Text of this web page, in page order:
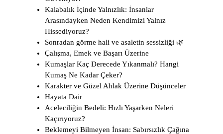
Kalabalık İçinde Yalnızlık: İnsanlar
Arasındayken Neden Kendimizi Yalnız
Hissediyoruz?
Sonradan görme hali ve asaletin sessizliği 🌿
Çalışma, Emek ve Başarı Üzerine
Kumaşlar Kaç Derecede Yıkanmalı? Hangi
Kumaş Ne Kadar Çeker?
Karakter ve Güzel Ahlak Üzerine Düşünceler
Hayata Dair
Aceleciliğin Bedeli: Hızlı Yaşarken Neleri
Kaçırıyoruz?
Beklemeyi Bilmeyen İnsan: Sabırsızlık Çağına